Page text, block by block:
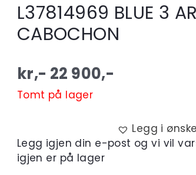
L37814969 BLUE 3
CABOCHON
kr,- 22 900,-
Tomt på lager
Legg i
Legg igjen din e-post og vi vil
igjen er på lager